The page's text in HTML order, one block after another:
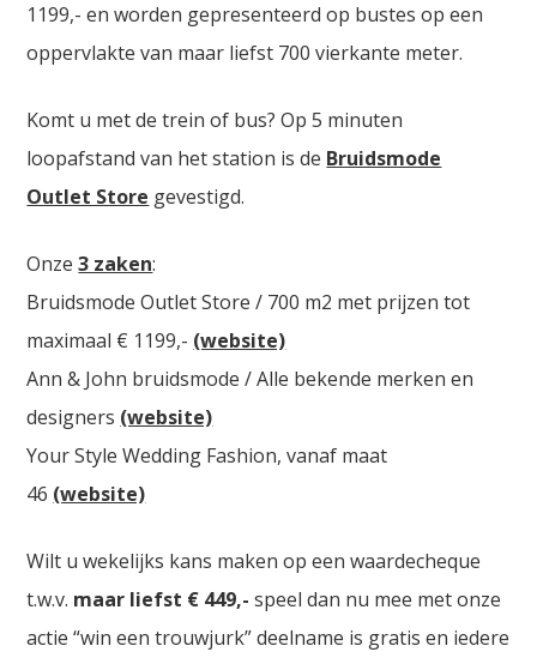
1199,- en worden gepresenteerd op bustes op een
oppervlakte van maar liefst 700 vierkante meter.
Komt u met de trein of bus? Op 5 minuten
loopafstand van het station is de Bruidsmode
Outlet Store gevestigd.
Onze3 zaken:
Bruidsmode Outlet Store / 700 m2 met prijzen tot
maximaal € 1199,- (website)
Ann & John bruidsmode / Alle bekende merken en
designers (website)
Your Style Wedding Fashion, vanaf maat
46 (website)
Wilt u wekelijks kans maken op een waardecheque
t.w.v. maar liefst € 449,- speel dan nu mee met onze
actie “win een trouwjurk” deelname is gratis en iedere